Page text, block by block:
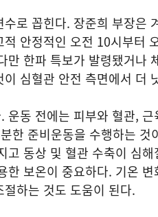
로 꼽힌다. 장준희 부장은
안정적인 오전 10시부터
만 한파 특보가 발령됐거나
심혈관 안전 측면에서 더
운동 전에는 피부와 혈관,
한 준비운동을 수행하는 것
고 동상 및 혈관 수축이 심
한 보온이 중요하다. 기온
하는 것도 도움이 된다.